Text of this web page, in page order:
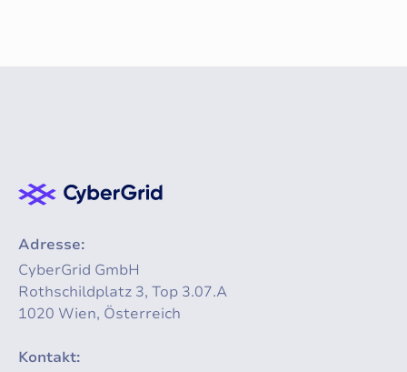
Adresse:
CyberGrid GmbH
Rothschildplatz 3, Top 3.07.A
1020 Wien, Österreich
Kontakt: